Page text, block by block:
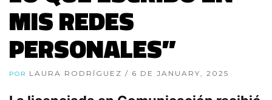
MIS REDES
PERSONALES”
POR LAURA RODRÍGUEZ / 6 DE JANUARY, 2025